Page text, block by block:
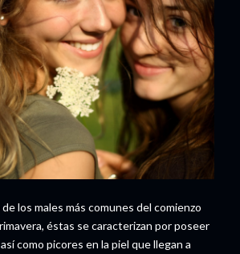
los males más comunes del comienzo
éstas se caracterizan por poseer
como picores en la piel que llegan a